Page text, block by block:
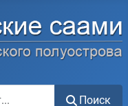
Поиск